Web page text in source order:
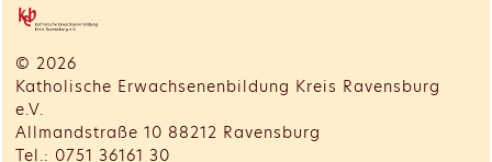
© 2026
Katholische Erwachsenenbildung Kreis Ravensburg
e.V.
Allmandstraße 10 88212 Ravensburg
Tel.: 0751 36161 30